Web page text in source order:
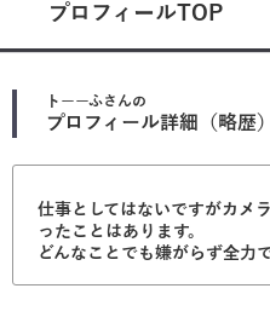
プロフィールTOP
トーーふさんの
プロフィール詳細（略歴）
仕事としてはないですがカメ
ったことはあります。
どんなことでも嫌がらず全力